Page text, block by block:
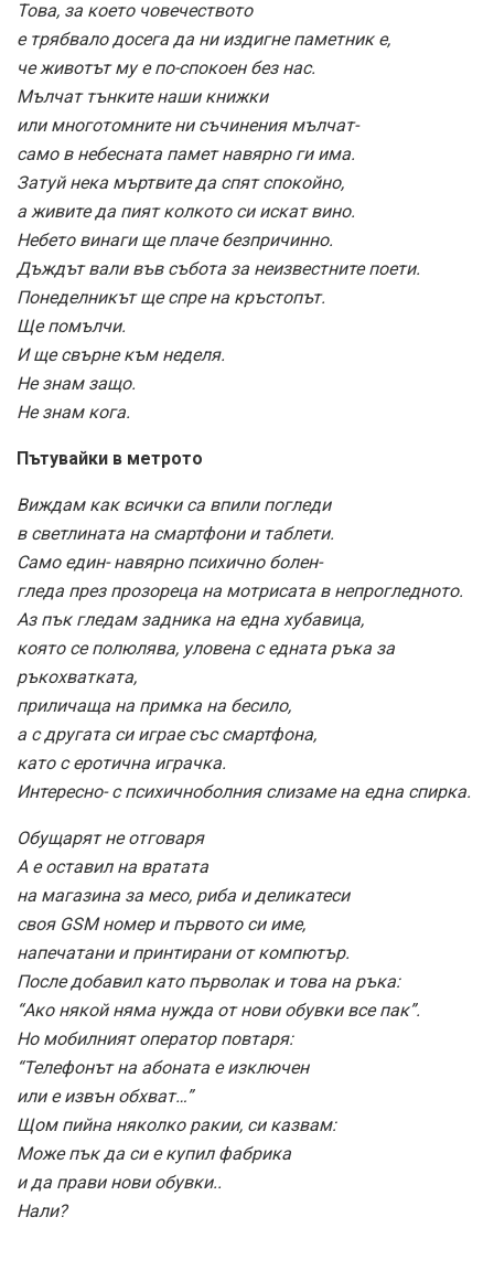
Това, за което човечеството
е трябвало досега да ни издигне паметник е,
че животът му е по-спокоен без нас.
Мълчат тънките наши книжки
или многотомните ни съчинения мълчат-
само в небесната памет навярно ги има.
Затуй нека мъртвите да спят спокойно,
а живите да пият колкото си искат вино.
Небето винаги ще плаче безпричинно.
Дъждът вали във събота за неизвестните поети.
Понеделникът ще спре на кръстопът.
Ще помълчи.
И ще свърне към неделя.
Не знам защо.
Не знам кога.
Пътувайки в метрото
Виждам как всички са впили погледи
в светлината на смартфони и таблети.
Само един- навярно психично болен-
гледа през прозореца на мотрисата в непрогледното.
Аз пък гледам задника на една хубавица,
която се полюлява, уловена с едната ръка за
ръкохватката,
приличаща на примка на бесило,
а с другата си играе със смартфона,
като с еротична играчка.
Интересно- с психичноболния слизаме на една спирка.
Обущарят не отговаря
А е оставил на вратата
на магазина за месо, риба и деликатеси
своя GSM номер и първото си име,
напечатани и принтирани от компютър.
После добавил като първолак и това на ръка:
“Ако някой няма нужда от нови обувки все пак”.
Но мобилният оператор повтаря:
“Телефонът на абоната е изключен
или е извън обхват…”
Щом пийна няколко ракии, си казвам:
Може пък да си е купил фабрика
и да прави нови обувки..
Нали?